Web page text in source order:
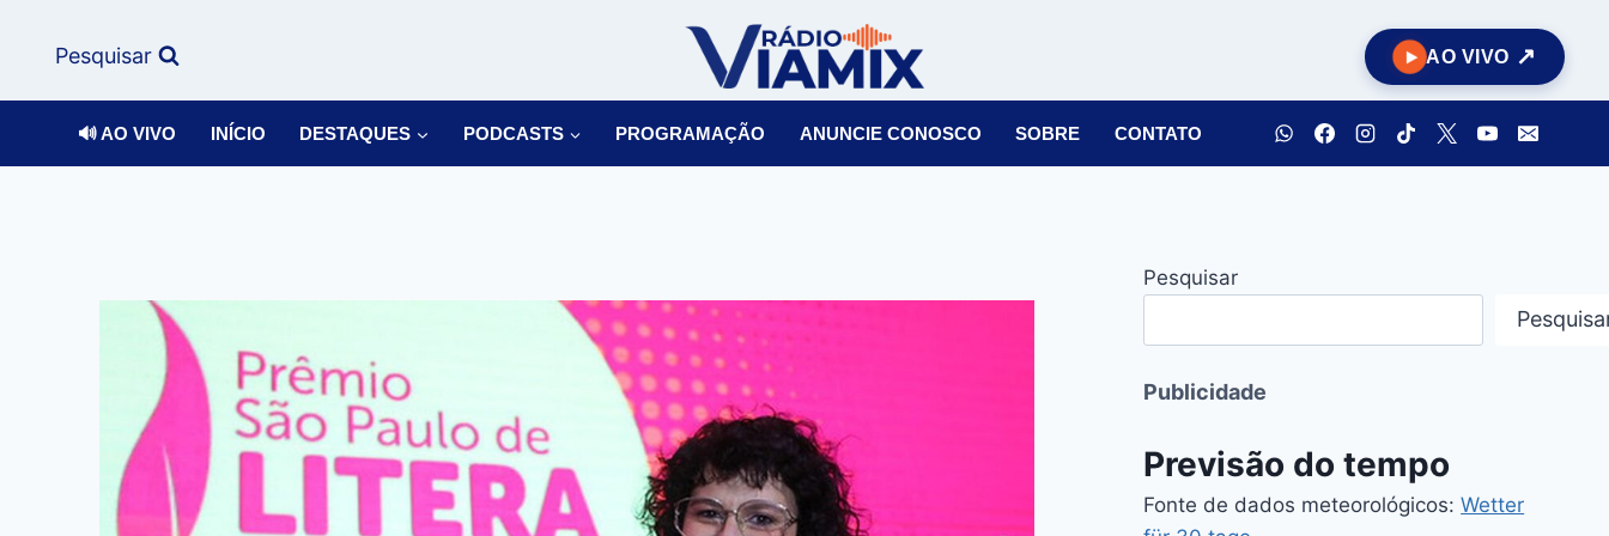
Pesquisar AO VIVO
🔊 AO VIVO INÍCIO DESTAQUES PODCASTS PROGRAMAÇÃO ANUNCIE CONOSCO SOBRE CONTATO
Pesquisar
Publicidade
Previsão do tempo
Fonte de dados meteorológicos:Wetter